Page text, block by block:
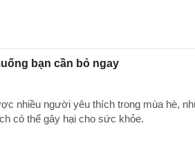
bạn cần bỏ ngay
nhiều người yêu thích trong mùa hè,
có thể gây hại cho sức khỏe.